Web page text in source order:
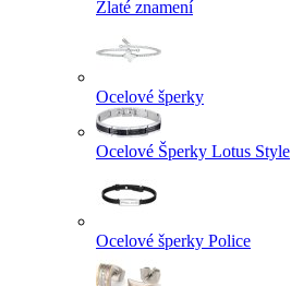
Zlaté znamení
Ocelové šperky
Ocelové Šperky Lotus Style
Ocelové šperky Police